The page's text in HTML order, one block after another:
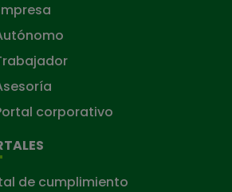
corporativo
de cumplimiento